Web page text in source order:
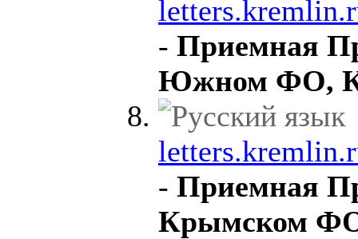
- Приемная
Южном ФО,
- Приемная
Крымском